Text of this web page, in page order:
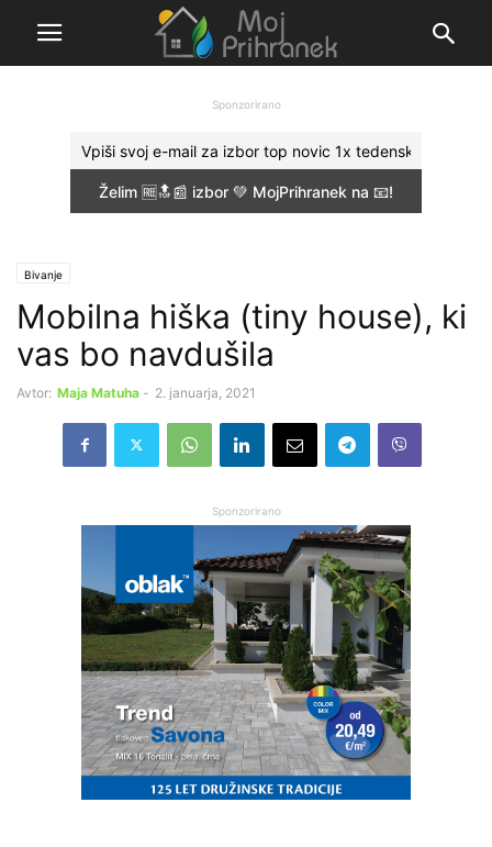
Sponzorirano
Bivanje
Mobilna hiška (tiny house), ki
vas bo navdušila
Avtor: Maja Matuha - 2. januarja, 2021
Sponzorirano